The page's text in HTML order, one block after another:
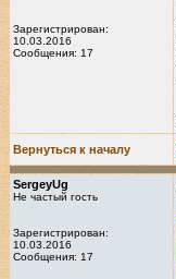
Зарегистрирован:
10.03.2016
Сообщения: 17
Вернуться к началу
SergeyUg
Не частый гость
Зарегистрирован:
10.03.2016
Сообщения: 17